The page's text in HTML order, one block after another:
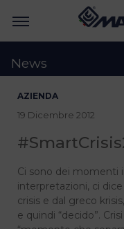
News
AZIENDA
19 Dicembre 2012
Ci sono dei momenti
interpretazioni, ci dice
crisis e dal greco
e quindi “decido”.